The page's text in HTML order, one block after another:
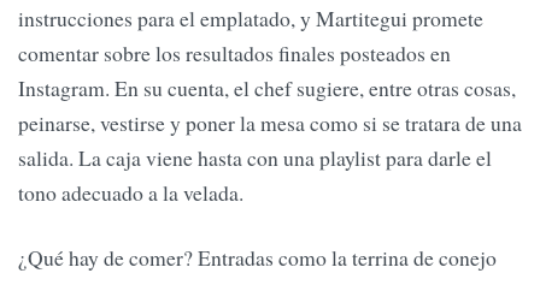
instrucciones para el emplatado, y Martitegui promete
comentar sobre los resultados finales posteados en
Instagram. En su cuenta, el chef sugiere, entre otras cosas,
peinarse, vestirse y poner la mesa como si se tratara de una
salida. La caja viene hasta con una playlist para darle el
tono adecuado a la velada.
¿Qué hay de comer? Entradas como la terrina de conejo